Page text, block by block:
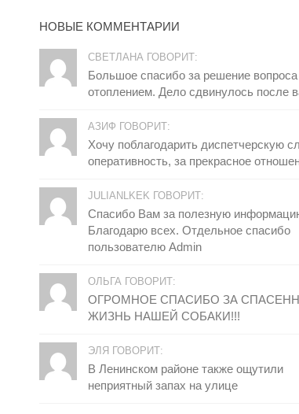
НОВЫЕ КОММЕНТАРИИ
СВЕТЛАНА ГОВОРИТ:
Большое спасибо за решение вопроса
отоплением. Дело сдвинулось после
АЗИФ ГОВОРИТ:
Хочу поблагодарить диспетчерскую
оперативность, за прекрасное
JULIANLKEK ГОВОРИТ:
Спасибо Вам за полезную
Благодарю всех. Отдельное спасибо
пользователю Admin
ОЛЬГА ГОВОРИТ:
ОГРОМНОЕ СПАСИБО ЗА
ЖИЗНЬ НАШЕЙ СОБАКИ!!!
ЭЛЯ ГОВОРИТ:
В Ленинском районе также ощутили
неприятный запах на улице